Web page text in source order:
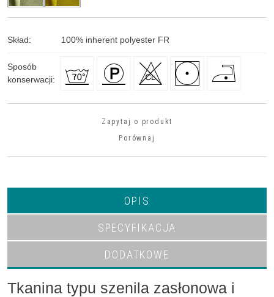
Skład: 100% inherent polyester FR
Sposób
konserwacji:
Zapytaj o produkt
Porównaj
OPIS
SPECYFIKACJA
DODATKOWE
Tkanina typu szenila zasłonowa i